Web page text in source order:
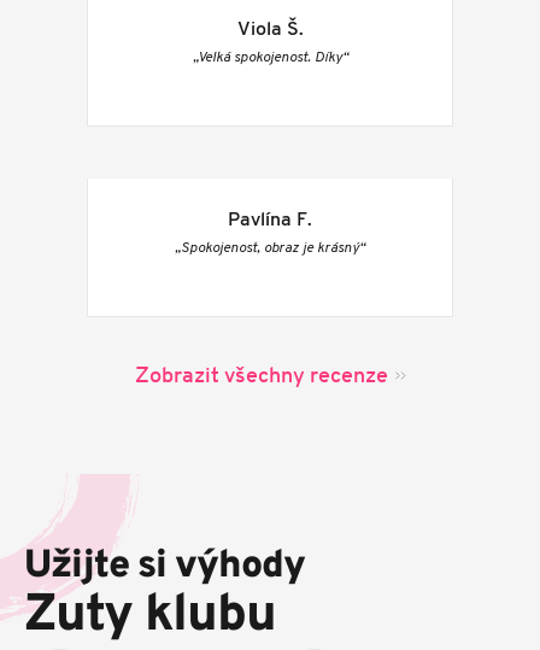
Viola Š.
„Velká spokojenost. Díky“
Pavlína F.
„Spokojenost, obraz je krásný“
Zobrazit všechny recenze
a
í
Užijte si výhody
Zuty klubu